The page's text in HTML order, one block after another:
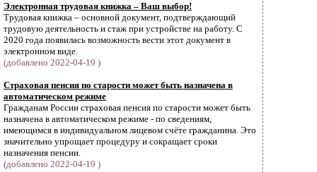
Электронная трудовая книжка – Ваш выбор!
Трудовая книжка – основной документ, подтверждающий
трудовую деятельность и стаж при устройстве на работу. С
2020 года появилась возможность вести этот документ в
электронном виде.
(добавлено 2022-04-19 )
Страховая пенсия по старости может быть назначена в
автоматическом режиме
Гражданам России страховая пенсия по старости может быть
назначена в автоматическом режиме - по сведениям,
имеющимся в индивидуальном лицевом счёте гражданина. Это
значительно упрощает процедуру и сокращает сроки
назначения пенсии.
(добавлено 2022-04-19 )